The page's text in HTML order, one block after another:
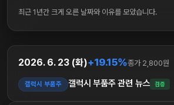
최근 1년간 크게 오른 날짜와 이유를 모았습니다.
2026. 6. 23 (화)+19.15%종가 2,800원
갤럭시 부품주 갤럭시 부품주 관련 뉴스 검증